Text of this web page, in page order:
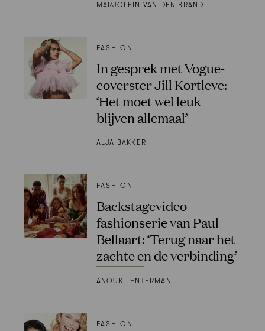
MARJOLEIN VAN DEN BRAND
FASHION
In gesprek met Vogue-
coverster Jill Kortleve:
‘Het moet wel leuk
blijven allemaal’
ALJA BAKKER
FASHION
Backstagevideo
fashionserie van Paul
Bellaart: ‘Terug naar het
zachte en de verbinding’
ANOUK LENTERMAN
FASHION